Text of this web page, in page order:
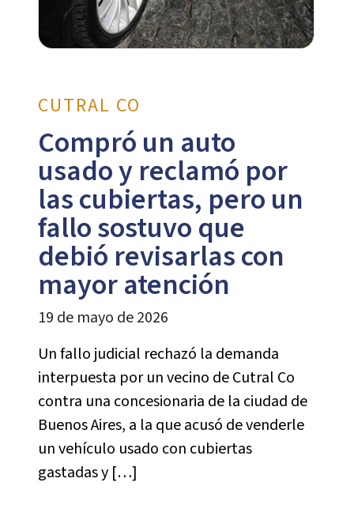
CUTRAL CO
Compró un auto
usado y reclamó por
las cubiertas, pero un
fallo sostuvo que
debió revisarlas con
mayor atención
19 de mayo de 2026
Un fallo judicial rechazó la demanda
interpuesta por un vecino de Cutral Co
contra una concesionaria de la ciudad de
Buenos Aires, a la que acusó de venderle
un vehículo usado con cubiertas
gastadas y […]